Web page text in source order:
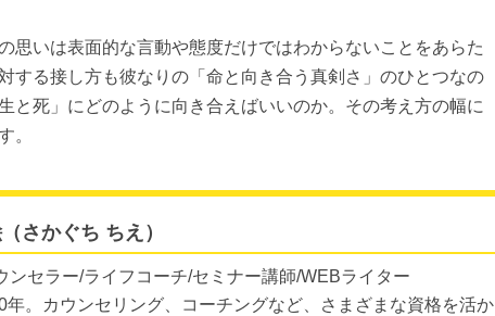
思いは表面的な言動や態度だけではわからないことをあらた
する接し方も彼なりの「命と向き合う真剣さ」のひとつなの
と死」にどのように向き合えばいいのか。その考え方の幅に
。
さかぐち ちえ）
ンセラー/ライフコーチ/セミナー講師/WEBライター
年。カウンセリング、コーチングなど、さまざまな資格を活か